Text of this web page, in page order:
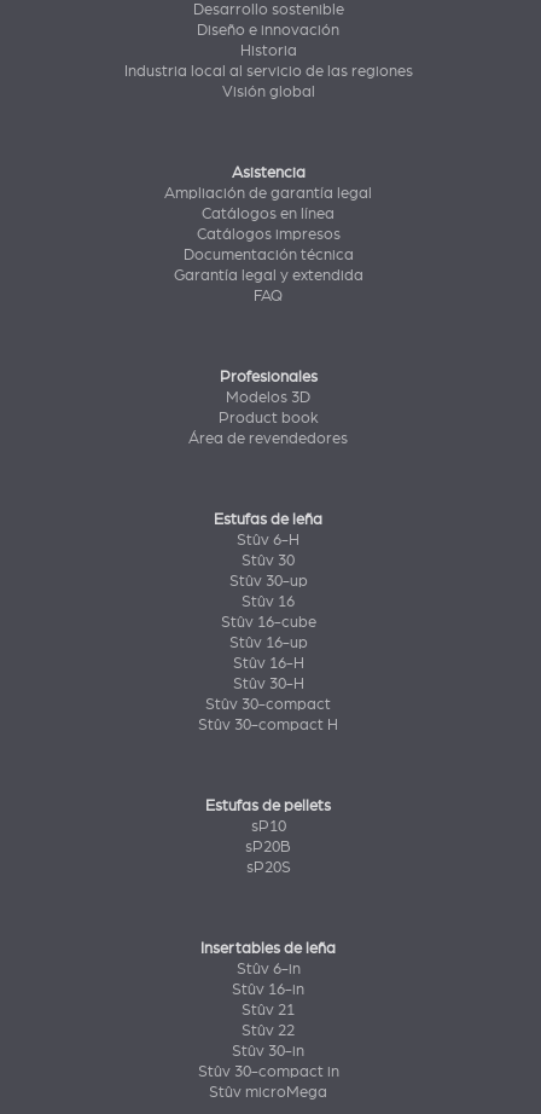
Desarrollo sostenible
Diseño e innovación
Historia
Industria local al servicio de las regiones
Visión global
Asistencia
Ampliación de garantía legal
Catálogos en línea
Catálogos impresos
Documentación técnica
Garantía legal y extendida
FAQ
Profesionales
Modelos 3D
Product book
Área de revendedores
Estufas de leña
Stûv 6-H
Stûv 30
Stûv 30-up
Stûv 16
Stûv 16-cube
Stûv 16-up
Stûv 16-H
Stûv 30-H
Stûv 30-compact
Stûv 30-compact H
Estufas de pellets
sP10
sP20B
sP20S
Insertables de leña
Stûv 6-in
Stûv 16-in
Stûv 21
Stûv 22
Stûv 30-in
Stûv 30-compact in
Stûv microMega